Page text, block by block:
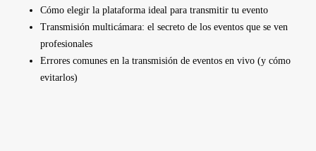
Cómo elegir la plataforma ideal para transmitir tu evento
Transmisión multicámara: el secreto de los eventos que se ven
profesionales
Errores comunes en la transmisión de eventos en vivo (y cómo
evitarlos)